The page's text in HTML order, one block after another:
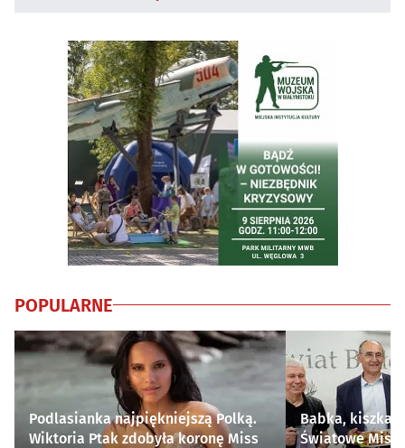
POPULARNE
Podlasianka najpiękniejszą Polką.
Wiktoria Ptak zdobyła koronę Miss
Babka, kiszka i
Światowe